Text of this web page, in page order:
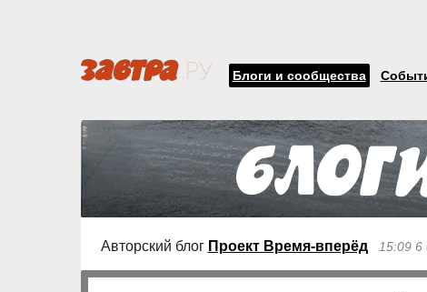
Блоги и сообщества
Авторский блог Проект Время-вперёд 15:09